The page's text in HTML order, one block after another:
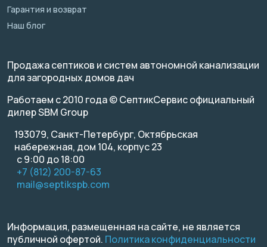
Гарантия и возврат
Наш блог
Продажа септиков и систем автономной канализации
для загородных домов дач
Работаем с 2010 года © СептикСервис официальный
дилер SBM Group
193079, Санкт-Петербург, Октябрьская
набережная, дом 104, корпус 23
с 9:00 до 18:00
+7 (812) 200-87-63
mail@septikspb.com
Информация, размещенная на сайте, не является
публичной офертой. Политика конфиденциальности